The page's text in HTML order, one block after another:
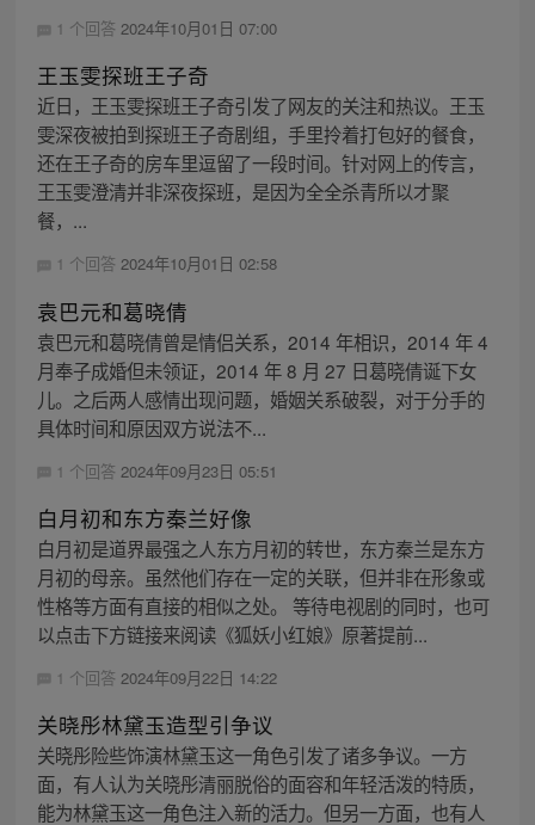
1 个回答 2024年10月01日 07:00
王玉雯探班王子奇
近日，王玉雯探班王子奇引发了网友的关注和热议。王玉
雯深夜被拍到探班王子奇剧组，手里拎着打包好的餐食，
还在王子奇的房车里逗留了一段时间。针对网上的传言，
王玉雯澄清并非深夜探班，是因为全全杀青所以才聚
餐，...
1 个回答 2024年10月01日 02:58
袁巴元和葛晓倩
袁巴元和葛晓倩曾是情侣关系，2014 年相识，2014 年 4
月奉子成婚但未领证，2014 年 8 月 27 日葛晓倩诞下女
儿。之后两人感情出现问题，婚姻关系破裂，对于分手的
具体时间和原因双方说法不...
1 个回答 2024年09月23日 05:51
白月初和东方秦兰好像
白月初是道界最强之人东方月初的转世，东方秦兰是东方
月初的母亲。虽然他们存在一定的关联，但并非在形象或
性格等方面有直接的相似之处。 等待电视剧的同时，也可
以点击下方链接来阅读《狐妖小红娘》原著提前...
1 个回答 2024年09月22日 14:22
关晓彤林黛玉造型引争议
关晓彤险些饰演林黛玉这一角色引发了诸多争议。一方
面，有人认为关晓彤清丽脱俗的面容和年轻活泼的特质，
能为林黛玉这一角色注入新的活力。但另一方面，也有人